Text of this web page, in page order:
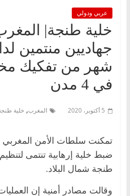
عربي ودولي
جهاديين منتمين
شهر من تفكيك
في 4 مدن
5 أكتوبر، 2020 المغرب, خلية
تمكنت سلطات الأمن المغربي
ضبط خلية إرهابية تنتمى
طنجة شمال البلاد.
وقالت مصادر أمنية إن